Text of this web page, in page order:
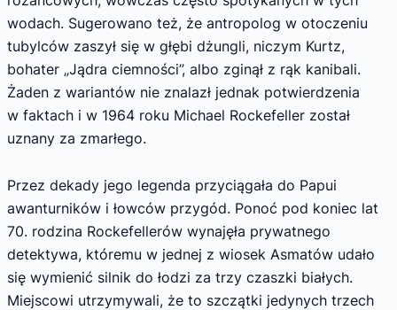
wodach. Sugerowano też, że antropolog w otoczeniu
tubylców zaszył się w głębi dżungli, niczym Kurtz,
bohater „Jądra ciemności”, albo zginął z rąk kanibali.
Żaden z wariantów nie znalazł jednak potwierdzenia
w faktach i w 1964 roku Michael Rockefeller został
uznany za zmarłego.
Przez dekady jego legenda przyciągała do Papui
awanturników i łowców przygód. Ponoć pod koniec lat
70. rodzina Rockefellerów wynajęła prywatnego
detektywa, któremu w jednej z wiosek Asmatów udało
się wymienić silnik do łodzi za trzy czaszki białych.
Miejscowi utrzymywali, że to szczątki jedynych trzech